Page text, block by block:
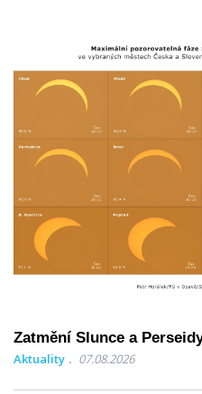
Zatmění Slunce a
Aktuality 07.08.2026